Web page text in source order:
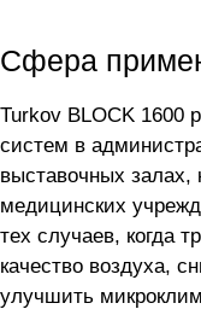
Сфера
Turkov BLOCK 1600
систем в
выставочных
медицинских
тех случаев, когда
качество воздуха,
улучшить